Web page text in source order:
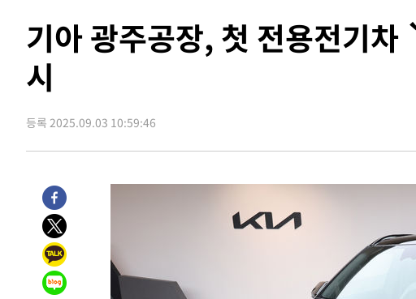
2시간 전 > 이군이 불법 군시설 건설한 레바논 남부에서 레바논군 3명 폭발로 부상
2시간 전 >
3시간 전 >
3시간 전 >“美 이란전 무기 소진…북한과 분쟁시 주한 미군 취약해질 수 있어”
-31828초 전 >與 강원·TK 당원투표 합산 김민석 46.01%로 승리…정청래
-31475초 전 >
45.71%
-31377초 전 >
[속보]與 당대표 경선, 대구 권리당원 투표 정청래 47.82%·김민석
46.35%
-31174초 전 >
[속보]與 당대표 경선, 강원 권리당원 투표 김민석 승리…50.30%
득표
-29092초 전 >
"일본축구협회, 대한축구협회 성 접대 의혹 심판 조사"
-21734초 전 >
[속보]장은수, KLPGA 제주삼다수 역전 우승…데뷔 10년 차에 첫
기아 광주공장, 첫 전용전기
시
등록 2025.09.03 10:59:46